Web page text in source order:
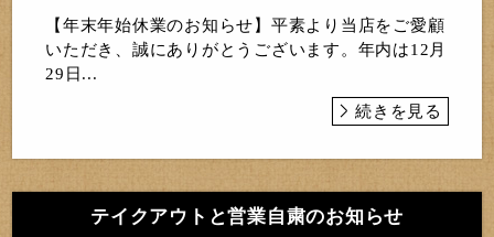
【年末年始休業のお知らせ】平素より当店をご愛顧
いただき、誠にありがとうございます。年内は12月
29日...
続きを見る
テイクアウトと営業自粛のお知らせ